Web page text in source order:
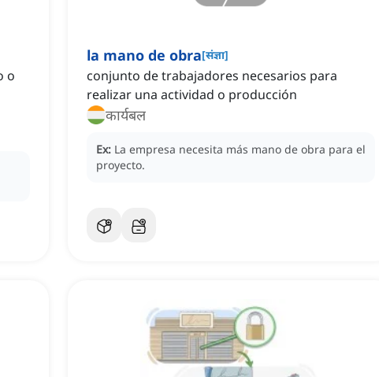
o
la mano de obra[संज्ञा]
conjunto de trabajadores necesarios para
realizar una actividad o producción
कार्यबल
Ex: La empresa necesita más mano de obra para el
proyecto.